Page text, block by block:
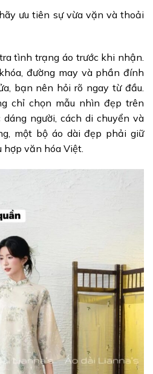
, hãy ưu tiên sự vừa vặn và thoải
tình trạng áo trước khi nhận.
đường may và phần đính
bạn nên hỏi rõ ngay từ đầu.
chỉ chọn mẫu nhìn đẹp trên
người, cách di chuyển và
một bộ áo dài đẹp phải giữ
hợp văn hóa Việt.